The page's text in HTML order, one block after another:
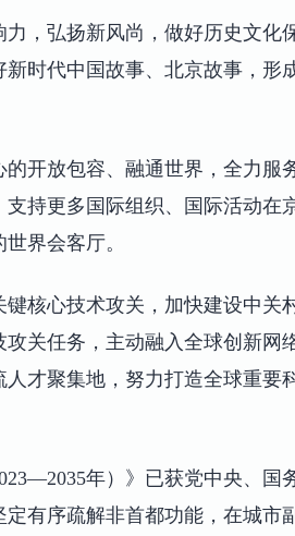
，弘扬新风尚，做好历史文化
时代中国故事、北京故事，形
开放包容、融通世界，全力服
持更多国际组织、国际活动在
界会客厅。
核心技术攻关，加快建设中关
关任务，主动融入全球创新网
才聚集地，努力打造全球重要
年）》已获党中央、国
有序疏解非首都功能，在城市